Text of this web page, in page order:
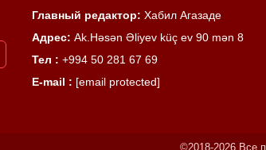
Главный редактор: Хабил Агазаде
Адрес: Ak.Həsən Əliyev küç ev 90 mən 8
Тел : +994 50 281 67 69
E-mail : [email protected]
©2018-2026 Все